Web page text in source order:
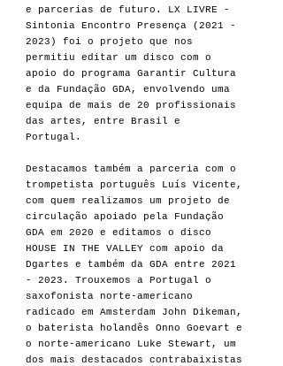
e parcerias de futuro. LX LIVRE -
Sintonia Encontro Presença (2021 -
2023)
foi o projeto que nos
permitiu editar um disco com o
apoio do programa Garantir Cultura
e da Fundação GDA, envolvendo uma
equipa de mais de 20 profissionais
das artes, entre Brasil e
Portugal.
Destacamos também a parceria com o
trompetista português Luís Vicente,
com quem realizamos um projeto de
circulação apoiado pela Fundação
GDA em 2020 e editamos o disco
HOUSE IN THE VALLEY com apoio da
Dgartes e também da GDA entre 2021
- 2023 . Trouxemos a Portugal o
saxofonista norte-americano
radicado em Amsterdam John Dikeman,
o baterista holandês Onno Goevart e
o norte-americano Luke Stewart, um
dos mais destacados contrabaixistas